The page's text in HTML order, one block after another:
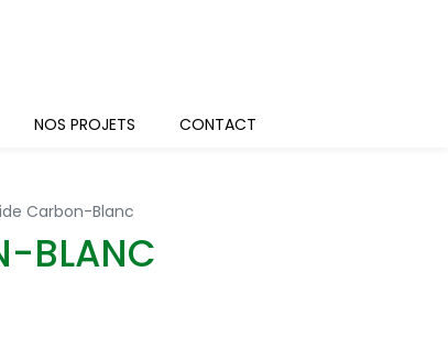
NOS PROJETS CONTACT
Carbon-Blanc
BLANC